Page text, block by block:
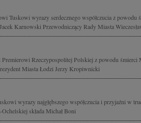
Tuskowi wyrazy serdecznego współczucia z powodu
Karnowski Przewodniczący Rady Miasta
Rzeczypospolitej Polskiej z powodu śmierci
Miasta Łodzi Jerzy Kropiwnicki
wyrazy najgłębszego współczucia i przyjaźni w
składa Michał Boni